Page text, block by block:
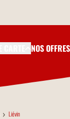
NOS OFFRES
Liévin